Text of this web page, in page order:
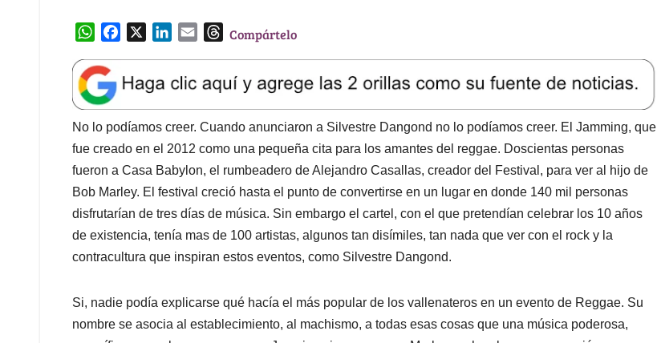
W
a
t
s
A
p
p
e
b
o
o
k
k
e
d
I
n
l
T
e
a
d
s
Compártelo
No lo podíamos creer. Cuando anunciaron a Silvestre Dangond no lo podíamos creer. El Jamming, que
fue creado en el 2012 como una pequeña cita para los amantes del reggae. Doscientas personas
fueron a Casa Babylon, el rumbeadero de Alejandro Casallas, creador del Festival, para ver al hijo de
Bob Marley. El festival creció hasta el punto de convertirse en un lugar en donde 140 mil personas
disfrutarían de tres días de música. Sin embargo el cartel, con el que pretendían celebrar los 10 años
de existencia, tenía mas de 100 artistas, algunos tan disímiles, tan nada que ver con el rock y la
contracultura que inspiran estos eventos, como Silvestre Dangond.
Si, nadie podía explicarse qué hacía el más popular de los vallenateros en un evento de Reggae. Su
nombre se asocia al establecimiento, al machismo, a todas esas cosas que una música poderosa,